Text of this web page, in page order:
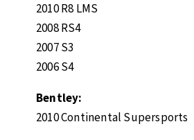
2010 R8 LMS
2008 RS4
2007 S3
2006 S4
Bentley:
2010 Continental Supersports